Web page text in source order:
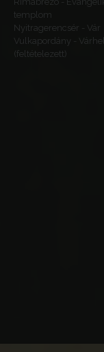
templom
Nyitragerencsér - Vár
Vulkapordány -
(feltételezett)